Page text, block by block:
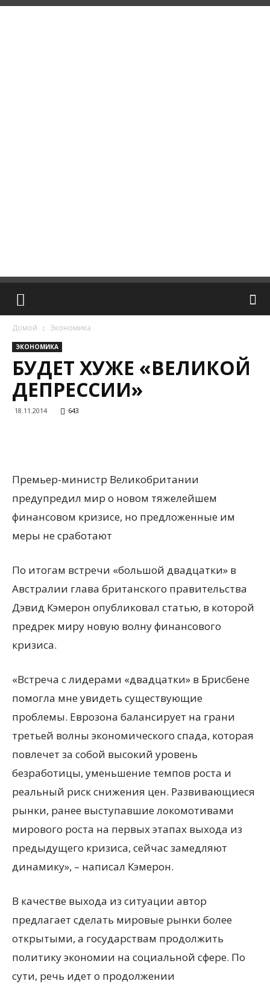
Домой Экономика
ЭКОНОМИКА
БУДЕТ ХУЖЕ «ВЕЛИКОЙ
ДЕПРЕССИИ»
18.11.2014 643
Премьер-министр Великобритании
предупредил мир о новом тяжелейшем
финансовом кризисе, но предложенные им
меры не сработают
По итогам встречи «большой двадцатки» в
Австралии глава британского правительства
Дэвид Кэмерон опубликовал статью, в которой
предрек миру новую волну финансового
кризиса.
«Встреча с лидерами «двадцатки» в Брисбене
помогла мне увидеть существующие
проблемы. Еврозона балансирует на грани
третьей волны экономического спада, которая
повлечет за собой высокий уровень
безработицы, уменьшение темпов роста и
реальный риск снижения цен. Развивающиеся
рынки, ранее выступавшие локомотивами
мирового роста на первых этапах выхода из
предыдущего кризиса, сейчас замедляют
динамику», – написал Кэмерон.
В качестве выхода из ситуации автор
предлагает сделать мировые рынки более
открытыми, а государствам продолжить
политику экономии на социальной сфере. По
сути, речь идет о продолжении